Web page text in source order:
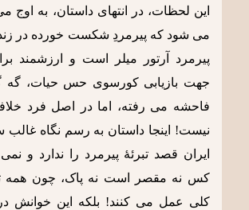
این لحظات، در انتهای داستان، به اوج
می شود که پیرمردِ شکست خورده در
پیرمرد آرتور میلر است و ارزشمند
جهت بازیابی کورسوی حس حیات، گه
فاحشه می رفته، اما در اصل فرد
نیست! اینجا داستان به رسم نگاه غالب
ایران قصد تبرئۀ پیرمرد را ندارد و
کس نه مقصر است نه پاک، چون همه
کلی عمل می کنند! بلکه این خوانش